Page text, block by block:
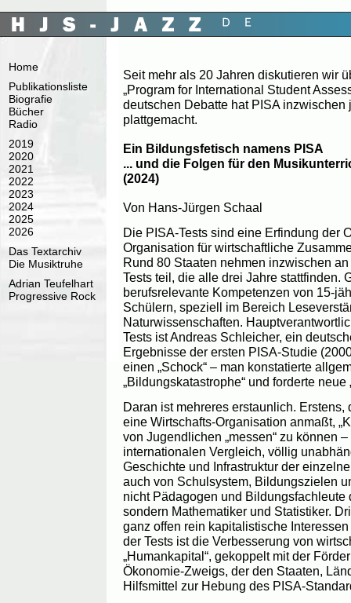
Home
Publikationsliste
Biografie
Bücher
Radio
2019
2020
2021
2022
2023
2024
2025
2026
Das Textarchiv
Die Musiktruhe
Adrian Teufelhart
Progressive Rock
Seit mehr als 20 Jahren diskutieren wir
„Program for International Student
deutschen Debatte hat PISA
plattgemacht.
Ein Bildungsfetisch namens PISA
... und die Folgen für den
(2024)
Von Hans-Jürgen Schaal
Die PISA-Tests sind eine Erfindung der
Organisation für wirtschaftliche
Rund 80 Staaten nehmen inzwischen
Tests teil, die alle drei Jahre stattfinden.
berufsrelevante Kompetenzen von 15-
Schülern, speziell im Bereich
Naturwissenschaften.
Tests ist Andreas Schleicher, ein
Ergebnisse der ersten PISA-Studie
einen „Schock“ – man konstatierte
„Bildungskatastrophe“ und forderte neue
Daran ist mehreres erstaunlich.
eine Wirtschafts-Organisation anmaßt,
von Jugendlichen „messen“ zu können
internationalen Vergleich, völlig
Geschichte und Infrastruktur der
auch von Schulsystem, Bildungszielen
nicht Pädagogen und Bildungsfachleute
sondern Mathematiker und Statistiker.
ganz offen rein kapitalistische
der Tests ist die Verbesserung von
„Humankapital“, gekoppelt mit der
Ökonomie-Zweigs, der den Staaten,
Hilfsmittel zur Hebung des PISA-